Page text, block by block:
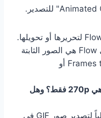
رفع ملفات GIF إلى Flow لتحريرها أو تحويلها.
التنسيقات المدعومة للرفع في Flow هي الصور الثابتة
(تُستخدم في ميزات Frames to Video أو
س2: لماذا دقة تصدير GIF هي 270p فقط؟ وهل
دقة 270p هي الدقة الثابتة حالياً لتصدير صور GIF في